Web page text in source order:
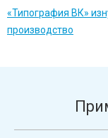
«Типография ВК»
производство